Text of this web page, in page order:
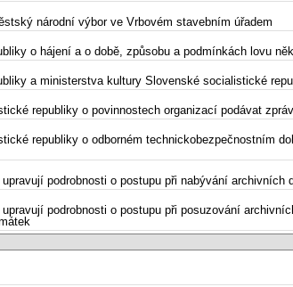
národní výbor ve Vrbovém stavebním úřadem
o hájení a o době, způsobu a podmínkách lovu
a ministerstva kultury Slovenské socialistické
republiky o povinnostech organizací podávat
republiky o odborném technickobezpečnostním
podrobnosti o postupu při nabývání archivních
podrobnosti o postupu při posuzování